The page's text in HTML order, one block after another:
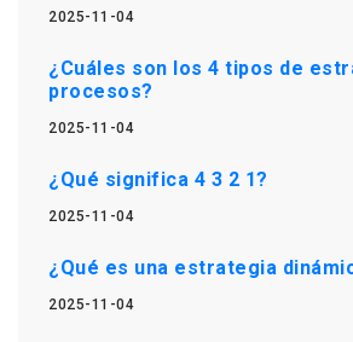
2025-11-04
¿Cuáles son los 4 tipos de
procesos?
2025-11-04
¿Qué significa 4 3 2 1?
2025-11-04
¿Qué es una estrategia
2025-11-04